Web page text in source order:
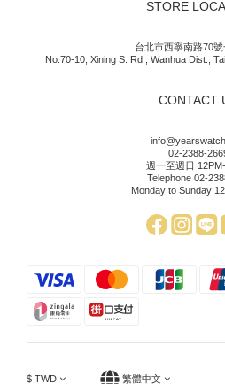
STORE
台北市西寧南路70
No.70-10, Xining S. Rd., Wanhua Dist.,
CONTACT
02-2388-
週一至週日
Telephone 02-
Monday to Sunday
$ TWD 繁體中文